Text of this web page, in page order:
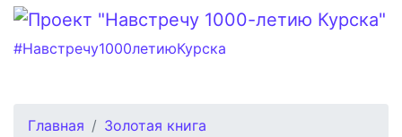
#Навстречу1000летиюКурска
Главная
Золотая книга